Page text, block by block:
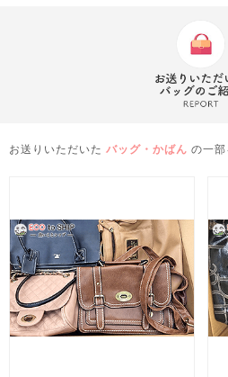
お送りいただいた バッグ・かばん の一部